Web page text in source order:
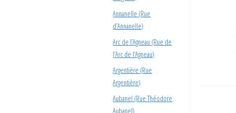
Annanelle (Rue
d’Annanelle)
Arc de l’Agneau (Rue de
l’Arc de l’Agneau)
Argentière (Rue
Argentière)
Aubanel (Rue Théodore
Aubanel)